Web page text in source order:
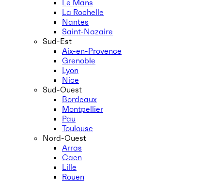
Le Mans
La Rochelle
Nantes
Saint-Nazaire
Sud-Est
Aix-en-Provence
Grenoble
Lyon
Nice
Sud-Ouest
Bordeaux
Montpellier
Pau
Toulouse
Nord-Ouest
Arras
Caen
Lille
Rouen